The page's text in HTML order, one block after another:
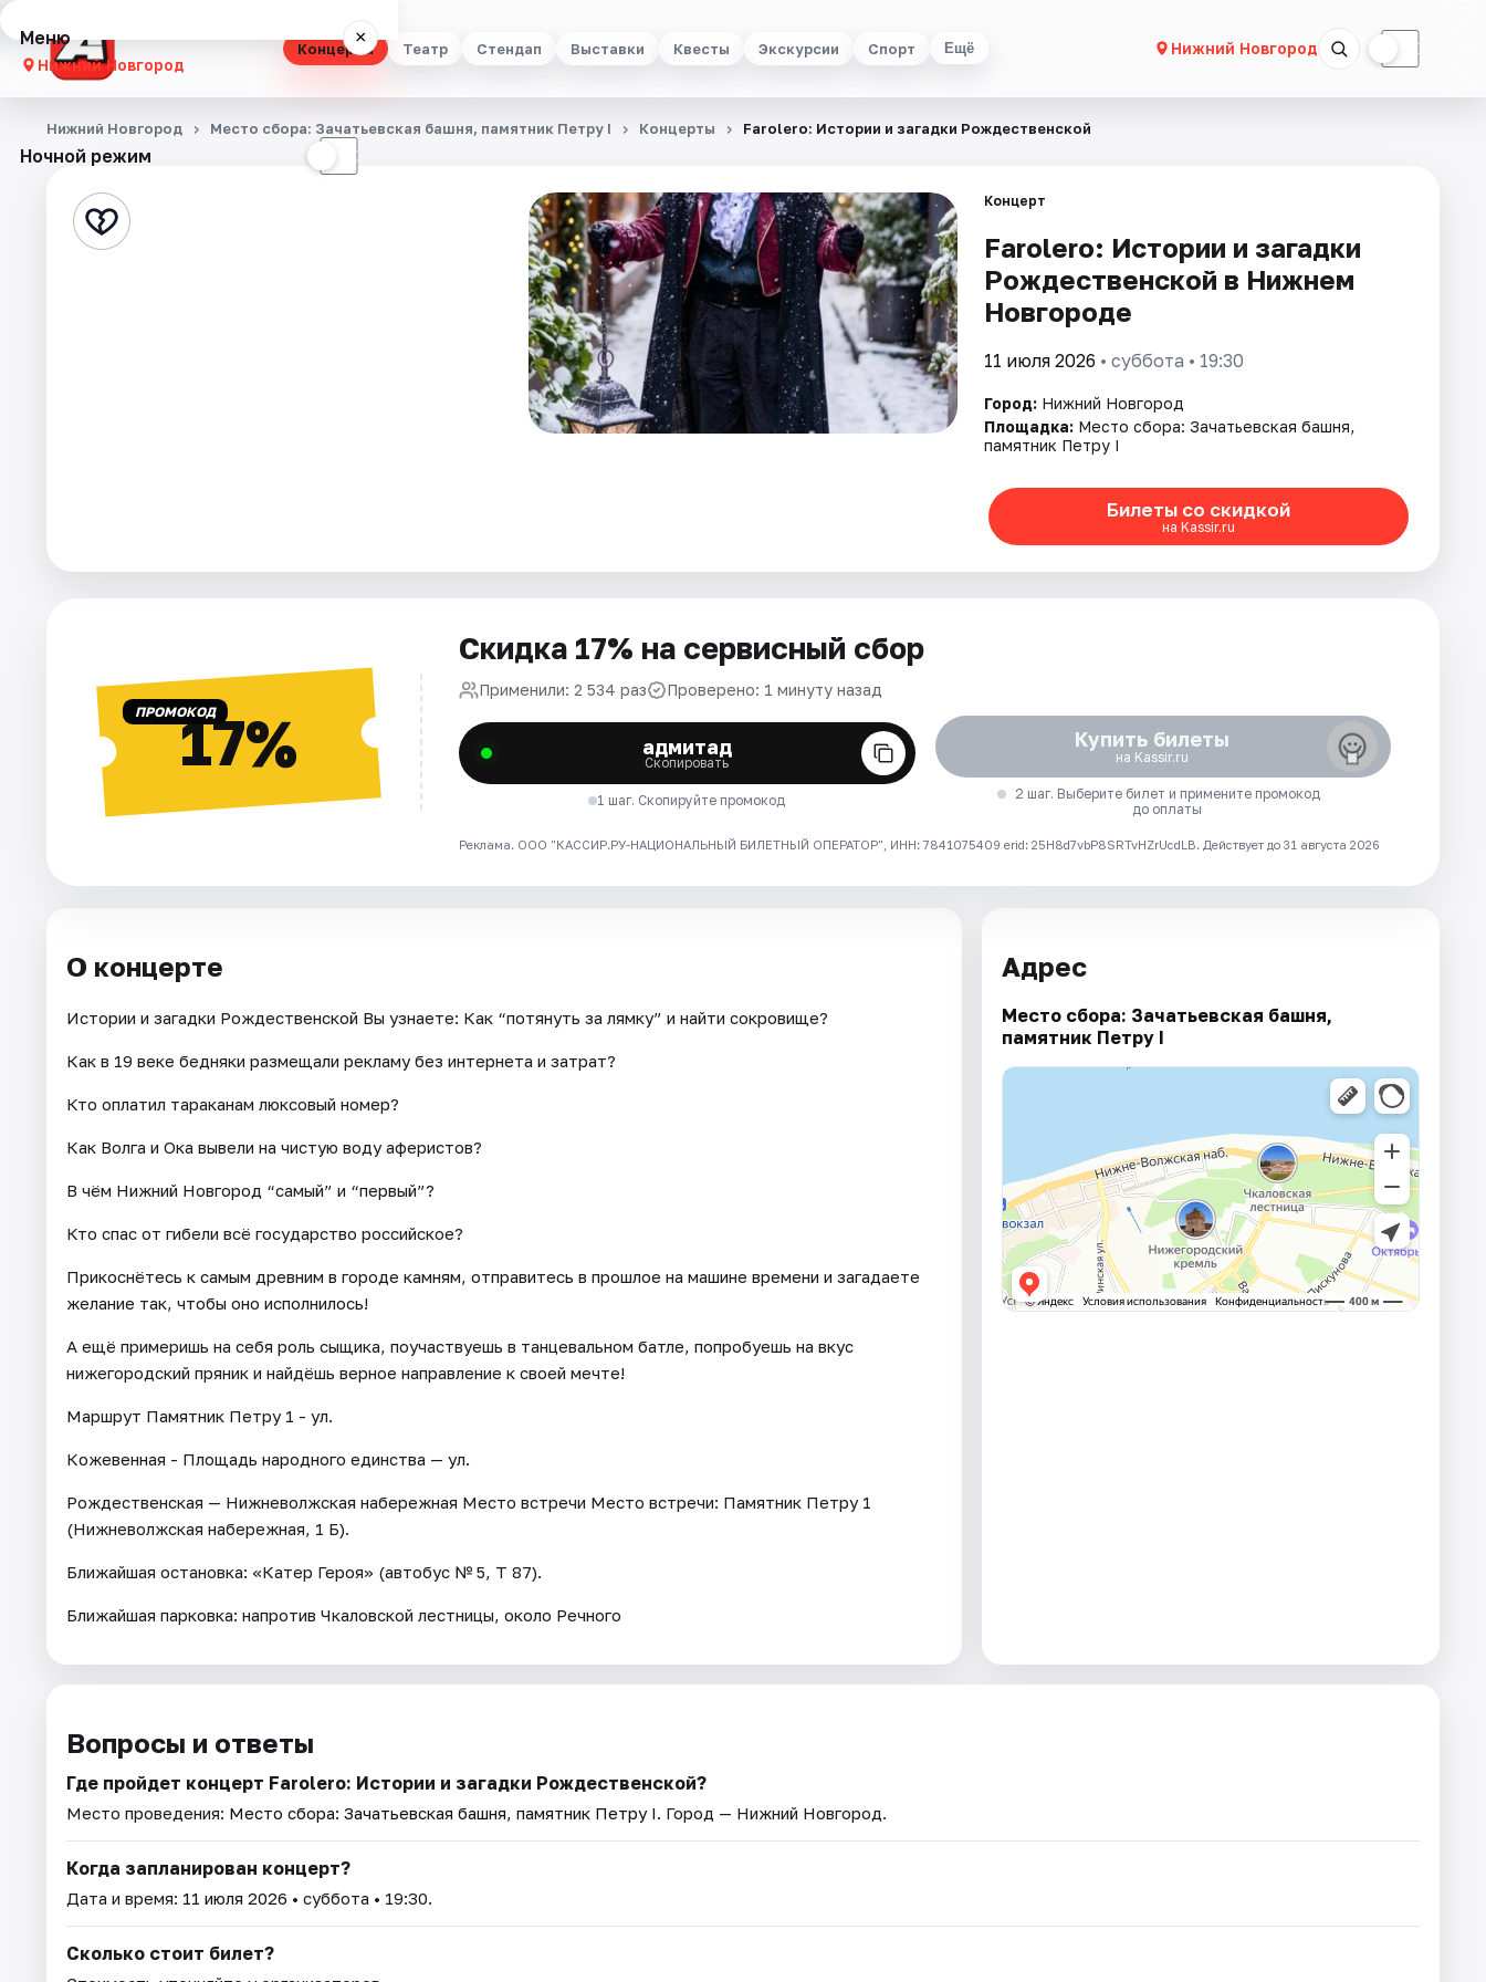
Концерты Театр Стендап Выставки Квесты Экскурсии Спорт Ещё Нижний Новгород ☾
Меню ×
Нижний Новгород
Концерты
Стендап
Рейтинги
Ночной режим ☾
Нижний Новгород Место сбора: Зачатьевская башня, памятник Петру I Концерты Farolero: Истории и загадки Рождественской
Концерт
Farolero: Истории и загадки
Рождественской в Нижнем
Новгороде
11 июля 2026 • суббота • 19:30
Город: Нижний Новгород
Площадка: Место сбора: Зачатьевская башня,
памятник Петру I
Билеты со скидкой
на Kassir.ru
ПРОМОКОД17%
Скидка 17% на сервисный сбор
Применили: 2 534 раз Проверено: 1 минуту назад
адмитад
Скопировать
1 шаг. Скопируйте промокод
Купить билеты
на Kassir.ru
2 шаг. Выберите билет и примените промокод
до оплаты
Реклама. ООО "КАССИР.РУ-НАЦИОНАЛЬНЫЙ БИЛЕТНЫЙ ОПЕРАТОР", ИНН: 7841075409 erid: 25H8d7vbP8SRTvHZrUcdLB. Действует до 31 августа 2026
О концерте
Истории и загадки Рождественской Вы узнаете: Как “потянуть за лямку” и найти сокровище?
Как в 19 веке бедняки размещали рекламу без интернета и затрат?
Кто оплатил тараканам люксовый номер?
Как Волга и Ока вывели на чистую воду аферистов?
В чём Нижний Новгород “самый” и “первый”?
Кто спас от гибели всё государство российское?
Прикоснётесь к самым древним в городе камням, отправитесь в прошлое на машине времени и загадаете
желание так, чтобы оно исполнилось!
А ещё примеришь на себя роль сыщика, поучаствуешь в танцевальном батле, попробуешь на вкус
нижегородский пряник и найдёшь верное направление к своей мечте!
Маршрут Памятник Петру 1 - ул.
Кожевенная - Площадь народного единства — ул.
Рождественская — Нижневолжская набережная Место встречи Место встречи: Памятник Петру 1
(Нижневолжская набережная, 1 Б).
Ближайшая остановка: «Катер Героя» (автобус № 5, Т 87).
Ближайшая парковка: напротив Чкаловской лестницы, около Речного
Адрес
Место сбора: Зачатьевская башня,
памятник Петру I
Вопросы и ответы
Где пройдет концерт Farolero: Истории и загадки Рождественской?
Место проведения: Место сбора: Зачатьевская башня, памятник Петру I. Город — Нижний Новгород.
Когда запланирован концерт?
Дата и время: 11 июля 2026 • суббота • 19:30.
Сколько стоит билет?